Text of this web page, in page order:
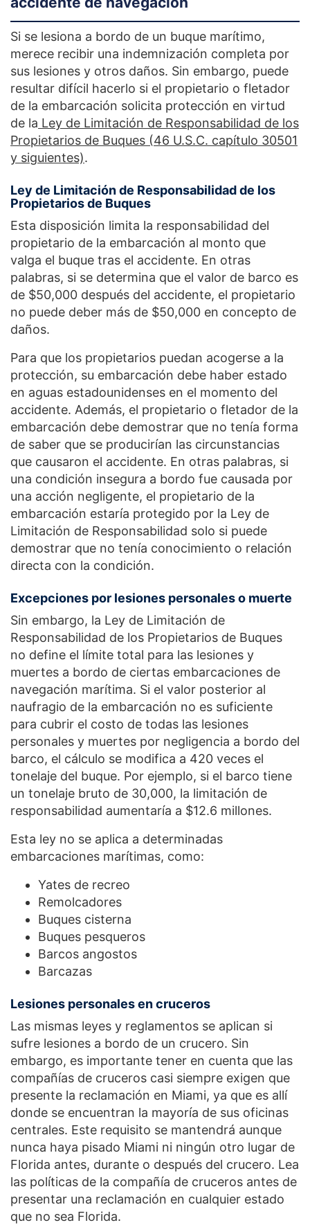
Si se lesiona a bordo de un buque marítimo,
merece recibir una indemnización completa por
sus lesiones y otros daños. Sin embargo, puede
resultar difícil hacerlo si el propietario o fletador
de la embarcación solicita protección en virtud
de la Ley de Limitación de Responsabilidad de los
Propietarios de Buques (46 U.S.C. capítulo 30501
y siguientes).
Ley de Limitación de Responsabilidad de los
Propietarios de Buques
Esta disposición limita la responsabilidad del
propietario de la embarcación al monto que
valga el buque tras el accidente. En otras
palabras, si se determina que el valor de barco es
de $50,000 después del accidente, el propietario
no puede deber más de $50,000 en concepto de
daños.
Para que los propietarios puedan acogerse a la
protección, su embarcación debe haber estado
en aguas estadounidenses en el momento del
accidente. Además, el propietario o fletador de la
embarcación debe demostrar que no tenía forma
de saber que se producirían las circunstancias
que causaron el accidente. En otras palabras, si
una condición insegura a bordo fue causada por
una acción negligente, el propietario de la
embarcación estaría protegido por la Ley de
Limitación de Responsabilidad solo si puede
demostrar que no tenía conocimiento o relación
directa con la condición.
Excepciones por lesiones personales o muerte
Sin embargo, la Ley de Limitación de
Responsabilidad de los Propietarios de Buques
no define el límite total para las lesiones y
muertes a bordo de ciertas embarcaciones de
navegación marítima. Si el valor posterior al
naufragio de la embarcación no es suficiente
para cubrir el costo de todas las lesiones
personales y muertes por negligencia a bordo del
barco, el cálculo se modifica a 420 veces el
tonelaje del buque. Por ejemplo, si el barco tiene
un tonelaje bruto de 30,000, la limitación de
responsabilidad aumentaría a $12.6 millones.
Esta ley no se aplica a determinadas
embarcaciones marítimas, como:
Yates de recreo
Remolcadores
Buques cisterna
Buques pesqueros
Barcos angostos
Barcazas
Lesiones personales en cruceros
Las mismas leyes y reglamentos se aplican si
sufre lesiones a bordo de un crucero. Sin
embargo, es importante tener en cuenta que las
compañías de cruceros casi siempre exigen que
presente la reclamación en Miami, ya que es allí
donde se encuentran la mayoría de sus oficinas
centrales. Este requisito se mantendrá aunque
nunca haya pisado Miami ni ningún otro lugar de
Florida antes, durante o después del crucero. Lea
las políticas de la compañía de cruceros antes de
presentar una reclamación en cualquier estado
que no sea Florida.